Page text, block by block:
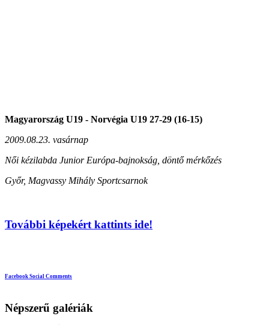
Magyarország U19 - Norvégia U19 27-29 (16-15)
2009.08.23. vasárnap
Női kézilabda Junior Európa-bajnokság, döntő mérkőzés
Győr, Magvassy Mihály Sportcsarnok
További képekért kattints ide!
Facebook Social Comments
Népszerű galériák